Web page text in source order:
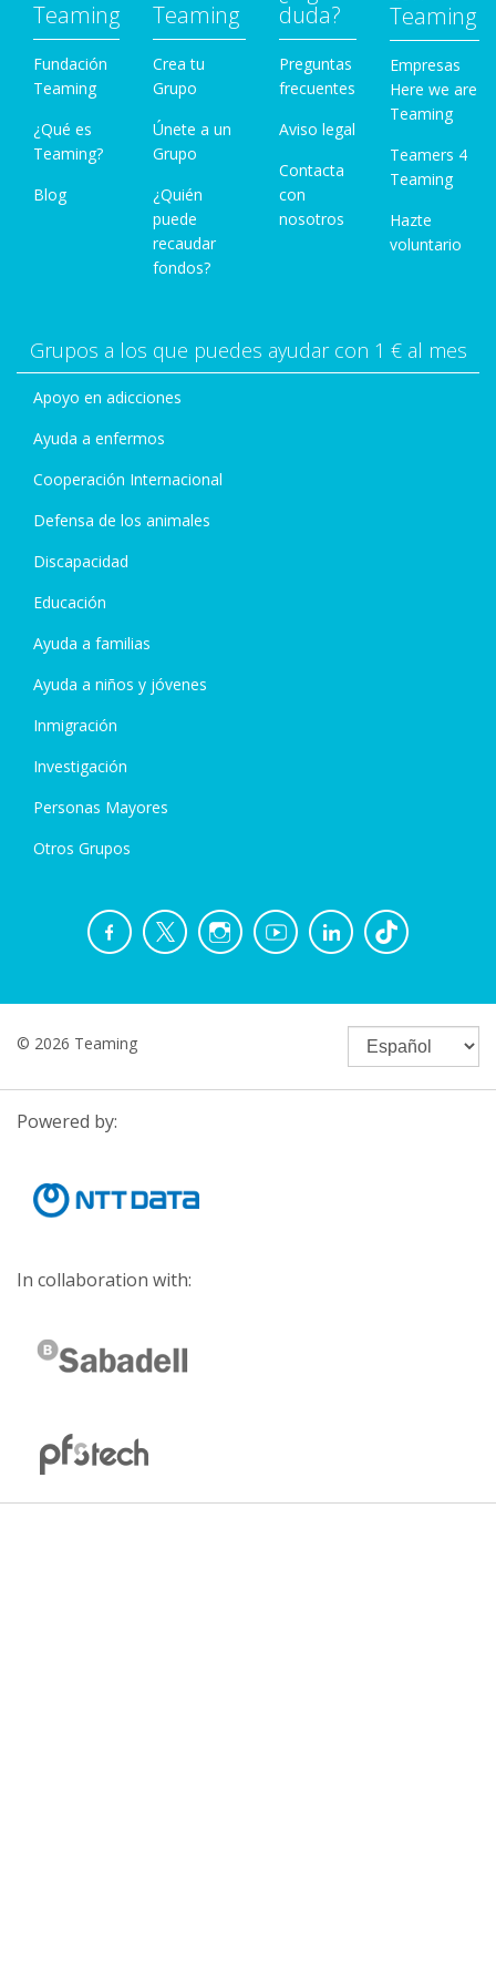
Teaming
Fundación
Teaming
¿Qué es
Teaming?
Blog
Teaming
Crea tu
Grupo
Únete a un
Grupo
¿Quién
puede
recaudar
fondos?
duda?
Preguntas
frecuentes
Aviso legal
Contacta
con
nosotros
Teaming
Empresas
Here we are
Teaming
Teamers 4
Teaming
Hazte
voluntario
Grupos a los que puedes ayudar con 1 € al mes
Apoyo en adicciones
Ayuda a enfermos
Cooperación Internacional
Defensa de los animales
Discapacidad
Educación
Ayuda a familias
Ayuda a niños y jóvenes
Inmigración
Investigación
Personas Mayores
Otros Grupos
© 2026 Teaming
Powered by:
In collaboration with: